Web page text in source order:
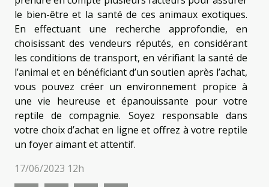
le bien-être et la santé de ces animaux exotiques.
En effectuant une recherche approfondie, en
choisissant des vendeurs réputés, en considérant
les conditions de transport, en vérifiant la santé de
l’animal et en bénéficiant d’un soutien après l’achat,
vous pouvez créer un environnement propice à
une vie heureuse et épanouissante pour votre
reptile de compagnie. Soyez responsable dans
votre choix d’achat en ligne et offrez à votre reptile
un foyer aimant et attentif.
17/06/2023 12h